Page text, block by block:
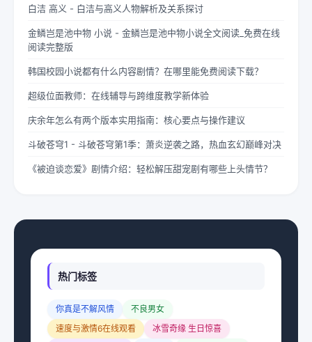
白洁 高义 - 白洁与高义人物解析及关系探讨
金鳞岂是池中物 小说 - 金鳞岂是池中物小说全文阅读_免费在线
阅读完整版
韩国校园小说都有什么内容剧情？在哪里能免费阅读下载？
超级位面教师：在线辅导与跨维度教学新体验
庆余年怎么有两个版本实用指南：核心要点与操作建议
斗破苍穹1 - 斗破苍穹第1季：萧炎逆袭之路，热血玄幻巅峰对决
《被迫谈恋爱》剧情介绍：轻松解压甜宠剧有哪些上头情节？
热门标签
你真是不解风情
不良男女
速度与激情6在线观看
冰雪奇缘 生日惊喜